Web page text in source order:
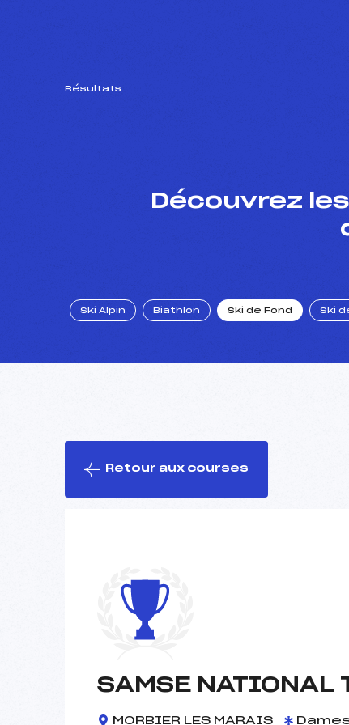
Résultats
Découvrez
Ski Alpin Biathlon Ski de Fond Ski
Retour aux courses
SAMSE NATIONAL
MORBIER LES MARAIS